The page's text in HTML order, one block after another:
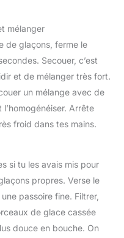
mélanger
de glaçons, ferme le
Secouer, c’est
et de mélanger très fort.
un mélange avec de
Arrête
froid dans tes mains.
si tu les avais mis pour
propres. Verse le
passoire fine. Filtrer,
de glace cassée
douce en bouche. On